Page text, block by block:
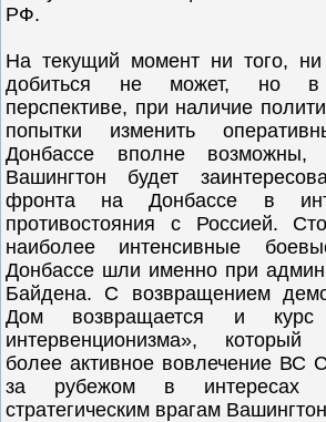
РФ.
На текущий момент ни того, ни
добиться не может, но в
перспективе, при наличие
попытки изменить
Донбассе вполне возможны,
Вашингтон будет
фронта на Донбассе в
противостояния с Россией.
наиболее интенсивные
Донбассе шли именно при
Байдена. С возвращением
Дом возвращается и курс
интервенционизма», который
более активное вовлечение
за рубежом в интересах
стратегическим врагам